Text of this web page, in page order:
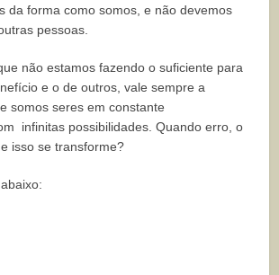
da forma como somos, e não devemos
pessoas.
não estamos fazendo o suficiente para
e o de outros, vale sempre a
somos seres em constante
infinitas possibilidades. Quando erro, o
isso se transforme?